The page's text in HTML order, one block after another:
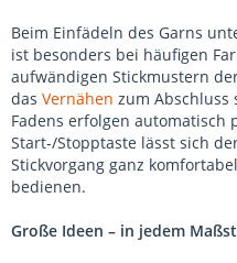
Beim Einfädeln des Garns
ist besonders bei häufigen
aufwändigen Stickmustern
das Vernähen zum Abschluss
Fadens erfolgen automatisch
Start-/Stopptaste lässt sich
Stickvorgang ganz
bedienen.
Große Ideen – in jedem